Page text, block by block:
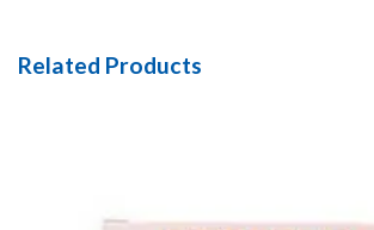
Related Products